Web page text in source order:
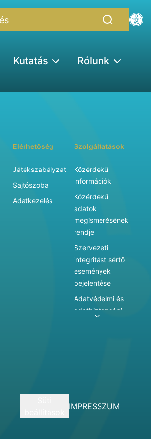
Kutatás
Rólunk
Elérhetőség
Játékszabályzat
Sajtószoba
Adatkezelés
Szolgáltatások
Közérdekű
információk
Közérdekű
adatok
megismerésének
rendje
Szervezeti
integritást sértő
események
bejelentése
Adatvédelmi és
adatbiztonsági
szolgáltatásai
IMPRESSZUM